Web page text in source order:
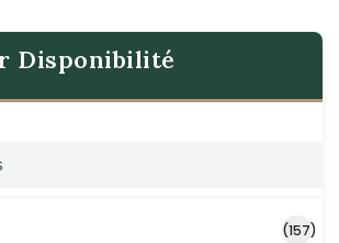
Disponibilité
(157)